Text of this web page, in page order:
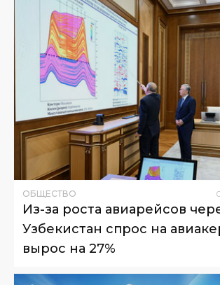
ОБЩЕСТВО
Из-за роста авиарейсов
Узбекистан спрос на
вырос на 27%